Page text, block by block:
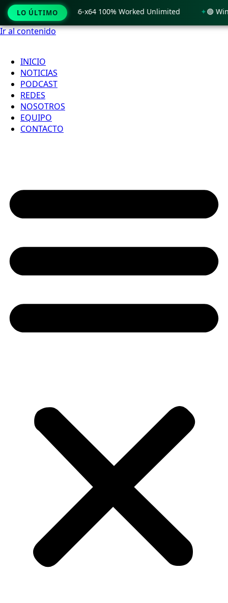
Ir al contenido
INICIO
NOTICIAS
PODCAST
REDES
NOSOTROS
EQUIPO
CONTACTO
LO ÚLTIMO
11 x86-x64 100% Worked Unlimited 🟢 WinRAR